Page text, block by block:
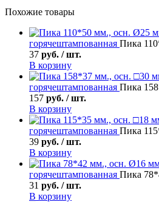
Похожие товары
горячештампованная Пика
37 руб. / шт.
В корзину
горячештампованная Пика
157 руб. / шт.
В корзину
горячештампованная Пика
39 руб. / шт.
В корзину
горячештампованная Пика
31 руб. / шт.
В корзину